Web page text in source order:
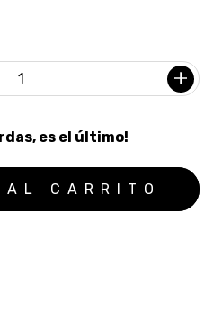
es el último!